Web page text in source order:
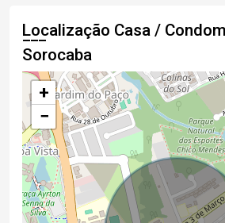
Localização Casa /
Sorocaba
+
−